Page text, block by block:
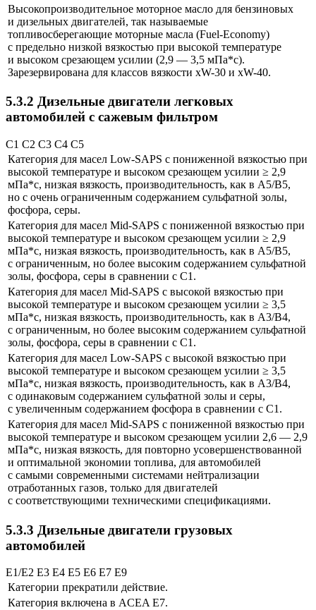
Высокопроизводительное моторное масло для бензиновых
и дизельных двигателей, так называемые
топливосберегающие моторные масла (Fuel-Economy)
с предельно низкой вязкостью при высокой температуре
и высоком срезающем усилии (2,9 — 3,5 мПа*с).
Зарезервирована для классов вязкости xW-30 и xW-40.
5.3.2 Дизельные двигатели легковых
автомобилей с сажевым фильтром
C1 C2 C3 C4 C5
Категория для масел Low-SAPS с пониженной вязкостью при
высокой температуре и высоком срезающем усилии ≥ 2,9
мПа*с, низкая вязкость, производительность, как в A5/B5,
но с очень ограниченным содержанием сульфатной золы,
фосфора, серы.
Категория для масел Mid-SAPS с пониженной вязкостью при
высокой температуре и высоком срезающем усилии ≥ 2,9
мПа*с, низкая вязкость, производительность, как в A5/B5,
с ограниченным, но более высоким содержанием сульфатной
золы, фосфора, серы в сравнении с C1.
Категория для масел Mid-SAPS с высокой вязкостью при
высокой температуре и высоком срезающем усилии ≥ 3,5
мПа*с, низкая вязкость, производительность, как в A3/B4,
с ограниченным, но более высоким содержанием сульфатной
золы, фосфора, серы в сравнении с C1.
Категория для масел Low-SAPS с высокой вязкостью при
высокой температуре и высоком срезающем усилии ≥ 3,5
мПа*с, низкая вязкость, производительность, как в A3/B4,
с одинаковым содержанием сульфатной золы и серы,
с увеличенным содержанием фосфора в сравнении с C1.
Категория для масел Mid-SAPS с пониженной вязкостью при
высокой температуре и высоком срезающем усилии 2,6 — 2,9
мПа*с, низкая вязкость, для повторно усовершенствованной
и оптимальной экономии топлива, для автомобилей
с самыми современными системами нейтрализации
отработанных газов, только для двигателей
с соответствующими техническими спецификациями.
5.3.3 Дизельные двигатели грузовых
автомобилей
E1/E2 E3 E4 E5 E6 E7 E9
Категории прекратили действие.
Категория включена в ACEA E7.